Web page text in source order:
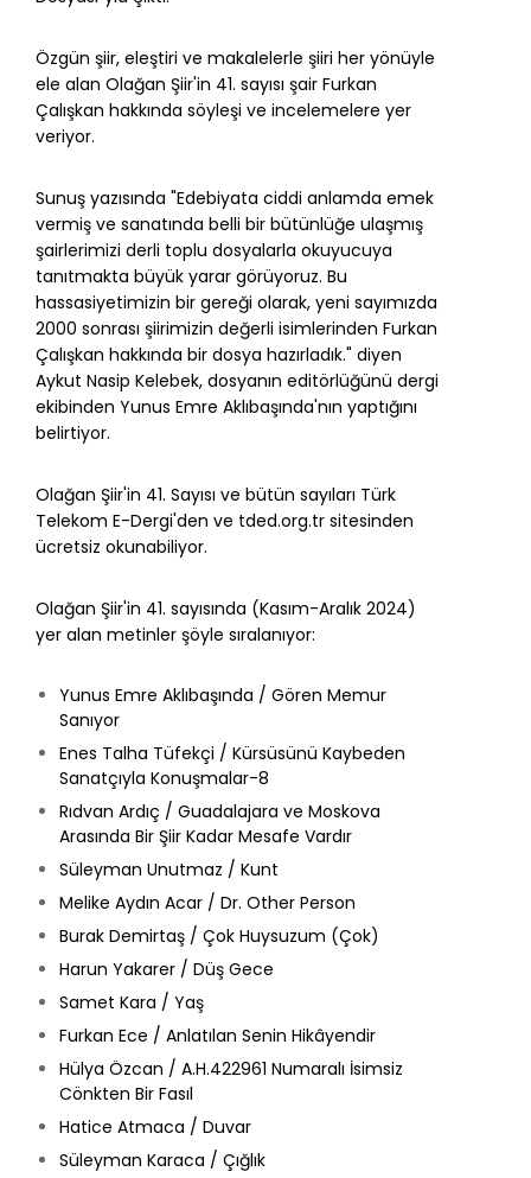
Özgün şiir, eleştiri ve makalelerle şiiri her yönüyle
ele alan Olağan Şiir'in 41. sayısı şair Furkan
Çalışkan hakkında söyleşi ve incelemelere yer
veriyor.
Sunuş yazısında "Edebiyata ciddi anlamda emek
vermiş ve sanatında belli bir bütünlüğe ulaşmış
şairlerimizi derli toplu dosyalarla okuyucuya
tanıtmakta büyük yarar görüyoruz. Bu
hassasiyetimizin bir gereği olarak, yeni sayımızda
2000 sonrası şiirimizin değerli isimlerinden Furkan
Çalışkan hakkında bir dosya hazırladık." diyen
Aykut Nasip Kelebek, dosyanın editörlüğünü dergi
ekibinden Yunus Emre Aklıbaşında'nın yaptığını
belirtiyor.
Olağan Şiir'in 41. Sayısı ve bütün sayıları Türk
Telekom E-Dergi'den ve tded.org.tr sitesinden
ücretsiz okunabiliyor.
Olağan Şiir'in 41. sayısında (Kasım-Aralık 2024)
yer alan metinler şöyle sıralanıyor:
Yunus Emre Aklıbaşında / Gören Memur
Sanıyor
Enes Talha Tüfekçi / Kürsüsünü Kaybeden
Sanatçıyla Konuşmalar-8
Rıdvan Ardıç / Guadalajara ve Moskova
Arasında Bir Şiir Kadar Mesafe Vardır
Süleyman Unutmaz / Kunt
Melike Aydın Acar / Dr. Other Person
Burak Demirtaş / Çok Huysuzum (Çok)
Harun Yakarer / Düş Gece
Samet Kara / Yaş
Furkan Ece / Anlatılan Senin Hikâyendir
Hülya Özcan / A.H.422961 Numaralı İsimsiz
Cönkten Bir Fasıl
Hatice Atmaca / Duvar
Süleyman Karaca / Çığlık